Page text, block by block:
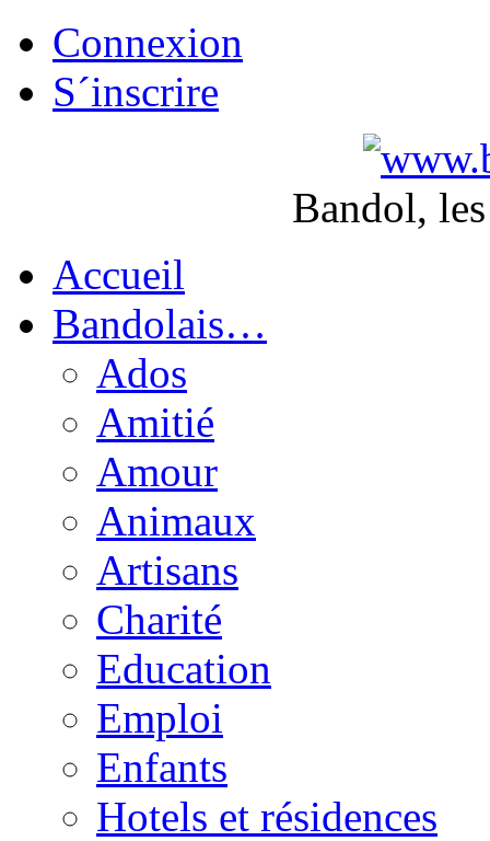
Connexion
S´inscrire
Bandol,
Accueil
Bandolais…
Ados
Amitié
Amour
Animaux
Artisans
Charité
Education
Emploi
Enfants
Hotels et résidences